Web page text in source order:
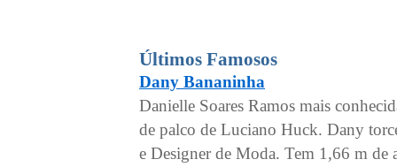
Últimos Famosos
Dany Bananinha
Danielle Soares Ramos mais
de palco de Luciano Huck. Dany
e Designer de Moda. Tem 1,66 m